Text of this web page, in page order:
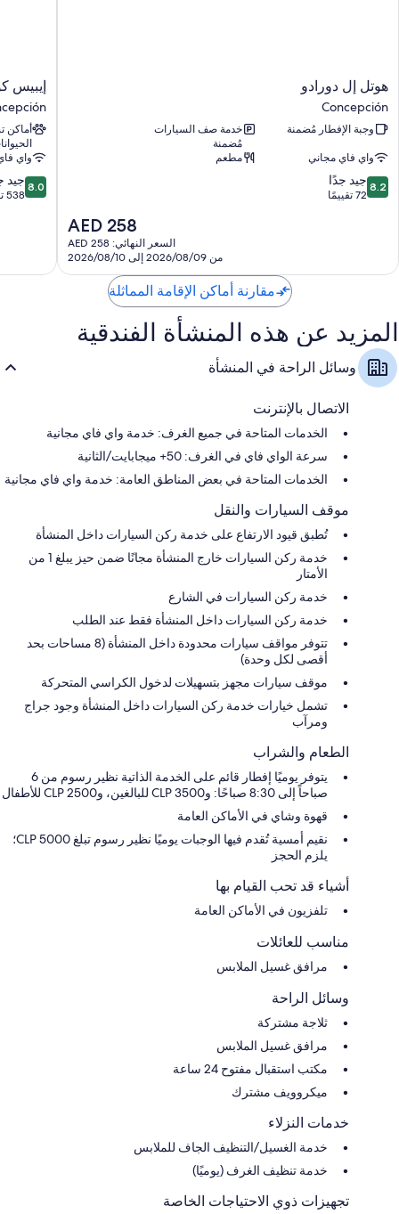
هوتل
إل
دورادو
Concepción
هوتل إل دورادو
Concepción
وجبة الإفطار مُضمنة
خدمة صف السيارات
مُضمنة
واي فاي مجاني
مطعم
8.2
من
تقييمًا
8.2 جيد جدًا
72 تقييمًا
السعر
الحالي
هو
258
AED 258
السعر النهائي: AED 258
من 2026/08/09 إلى 2026/08/10
إيبيس
إيبيس
واي
8.0
من
تقييمًا
8.0 جيد
538 تقييمًا
مقارنة أماكن الإقامة المماثلة
المزيد عن هذه المنشأة الفندقية
وسائل الراحة في المنشأة
الاتصال بالإنترنت
الخدمات المتاحة في جميع الغرف: خدمة واي فاي مجانية
سرعة الواي فاي في الغرف: 50+ ميجابايت/الثانية
الخدمات المتاحة في بعض المناطق العامة: خدمة واي فاي مجانية
موقف السيارات والنقل
تُطبق قيود الارتفاع على خدمة ركن السيارات داخل المنشأة
خدمة ركن السيارات خارج المنشأة مجانًا ضمن حيز يبلغ 1 من
الأمتار
خدمة ركن السيارات في الشارع
خدمة ركن السيارات داخل المنشأة فقط عند الطلب
تتوفر مواقف سيارات محدودة داخل المنشأة (8 مساحات بحد
أقصى لكل وحدة)
موقف سيارات مجهز بتسهيلات لدخول الكراسي المتحركة
تشمل خيارات خدمة ركن السيارات داخل المنشأة وجود جراج
ومرآب
الطعام والشراب
يتوفر يوميًا إفطار قائم على الخدمة الذاتية نظير رسوم من 6
صباحاً إلى 8:30 صباحًا: و3500 CLP للبالغين، و2500 CLP للأطفال
قهوة وشاي في الأماكن العامة
نقيم أمسية تُقدم فيها الوجبات يوميًا نظير رسوم تبلغ 5000 CLP؛
يلزم الحجز
أشياء قد تحب القيام بها
تلفزيون في الأماكن العامة
مناسب للعائلات
مرافق غسيل الملابس
وسائل الراحة
ثلاجة مشتركة
مرافق غسيل الملابس
مكتب استقبال مفتوح 24 ساعة
ميكروويف مشترك
خدمات النزلاء
خدمة الغسيل/التنظيف الجاف للملابس
خدمة تنظيف الغرف (يوميًا)
تجهيزات ذوي الاحتياجات الخاصة